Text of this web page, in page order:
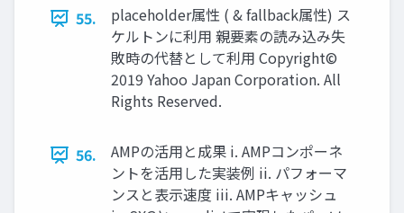
55.
placeholder属性 ( & fallback属性) ス
ケルトンに利用 親要素の読み込み失
敗時の代替として利用 Copyright©
2019 Yahoo Japan Corporation. All
Rights Reserved.
56.
AMPの活用と成果 i. AMPコンポーネ
ントを活用した実装例 ii. パフォーマ
ンスと表示速度 iii. AMPキャッシュ